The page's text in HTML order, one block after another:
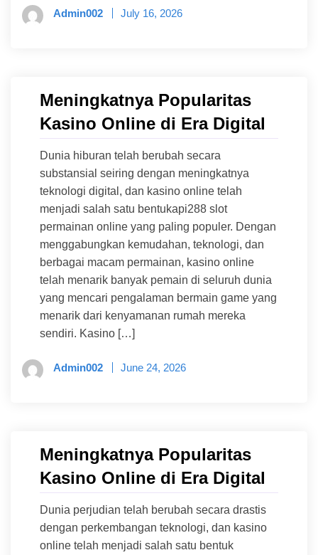
Admin002 July 16, 2026
Meningkatnya Popularitas
Kasino Online di Era Digital
Dunia hiburan telah berubah secara
substansial seiring dengan meningkatnya
teknologi digital, dan kasino online telah
menjadi salah satu bentukapi288 slot
permainan online yang paling populer. Dengan
menggabungkan kemudahan, teknologi, dan
berbagai macam permainan, kasino online
telah menarik banyak pemain di seluruh dunia
yang mencari pengalaman bermain game yang
menarik dari kenyamanan rumah mereka
sendiri. Kasino […]
Admin002 June 24, 2026
Meningkatnya Popularitas
Kasino Online di Era Digital
Dunia perjudian telah berubah secara drastis
dengan perkembangan teknologi, dan kasino
online telah menjadi salah satu bentuk